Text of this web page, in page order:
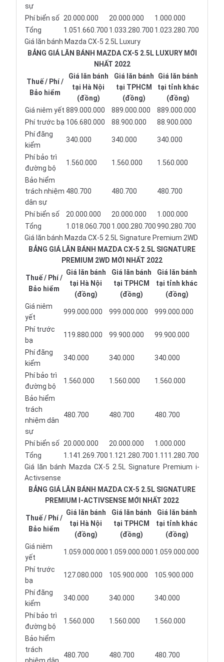
sự
Phí biển số 20.000.000 20.000.000
1.000.000
Tổng
1.051.660.700 1.033.280.700 1.023.280.700
Giá lăn bánh Mazda CX-5 2.5L Luxury
BẢNG GIÁ LĂN BÁNH MAZDA CX-5 2.5L LUXURY MỚI
NHẤT 2022
Thuế / Phí /
Bảo hiểm
Giá lăn bánh
tại Hà Nội
(đồng)
Giá lăn bánh
tại TPHCM
(đồng)
Giá lăn bánh
tại tỉnh khác
(đồng)
Giá niêm yết 889.000.000 889.000.000
889.000.000
Phí trước bạ 106.680.000 88.900.000
88.900.000
Phí đăng
kiểm
340.000 340.000 340.000
Phí bảo trì
đường bộ
1.560.000 1.560.000 1.560.000
Bảo hiểm
trách nhiệm
dân sự
480.700 480.700 480.700
Phí biển số 20.000.000 20.000.000
1.000.000
Tổng
1.018.060.700 1.000.280.700990.280.700
Giá lăn bánh Mazda CX-5 2.5L Signature Premium 2WD
BẢNG GIÁ LĂN BÁNH MAZDA CX-5 2.5L SIGNATURE
PREMIUM 2WD MỚI NHẤT 2022
Thuế / Phí /
Bảo hiểm
Giá lăn bánh
tại Hà Nội
(đồng)
Giá lăn bánh
tại TPHCM
(đồng)
Giá lăn bánh
tại tỉnh khác
(đồng)
Giá niêm
yết
999.000.000 999.000.000 999.000.000
Phí trước
bạ
119.880.000 99.900.000 99.900.000
Phí đăng
kiểm
340.000 340.000 340.000
Phí bảo trì
đường bộ
1.560.000 1.560.000 1.560.000
Bảo hiểm
trách
nhiệm dân
sự
480.700 480.700 480.700
Phí biển số 20.000.000 20.000.000
1.000.000
Tổng
1.141.269.700 1.121.280.700 1.111.280.700
Giá lăn bánh Mazda CX-5 2.5L Signature Premium i-
Activsense
BẢNG GIÁ LĂN BÁNH MAZDA CX-5 2.5L SIGNATURE
PREMIUM I-ACTIVSENSE MỚI NHẤT 2022
Thuế / Phí /
Bảo hiểm
Giá lăn bánh
tại Hà Nội
(đồng)
Giá lăn bánh
tại TPHCM
(đồng)
Giá lăn bánh
tại tỉnh khác
(đồng)
Giá niêm
yết
1.059.000.000 1.059.000.000 1.059.000.000
Phí trước
bạ
127.080.000 105.900.000 105.900.000
Phí đăng
kiểm
340.000 340.000 340.000
Phí bảo trì
đường bộ
1.560.000 1.560.000 1.560.000
Bảo hiểm
trách
480.700 480.700 480.700